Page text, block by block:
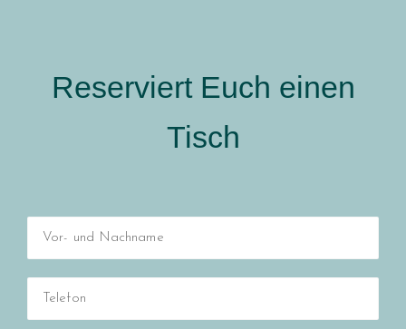
Reserviert Euch einen
Tisch